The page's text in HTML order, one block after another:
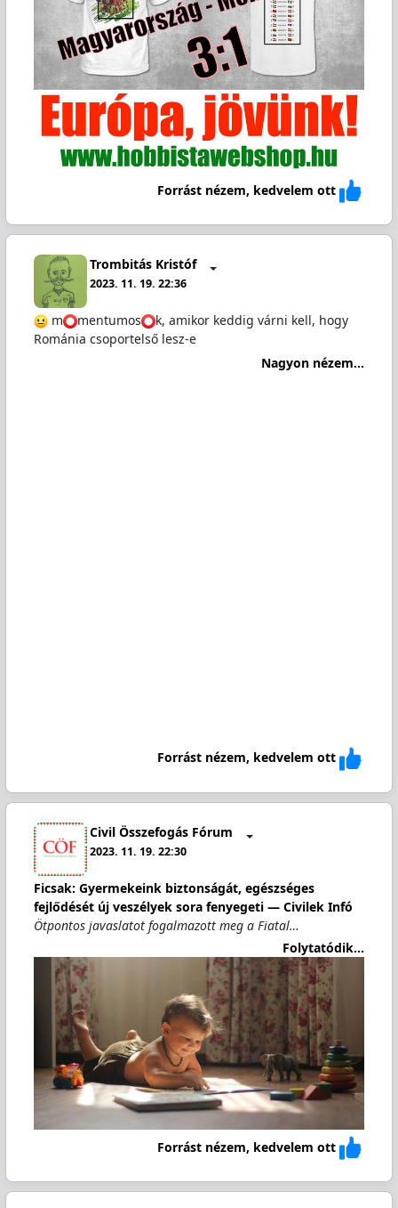
Forrást nézem, kedvelem ott
Trombitás Kristóf
2023. 11. 19. 22:36
m ️mentumos
️k, amikor keddig várni kell, hogy
Románia csoportelső lesz-e
Nagyon nézem...
Forrást nézem, kedvelem ott
Civil Összefogás Fórum
2023. 11. 19. 22:30
Ficsak: Gyermekeink biztonságát, egészséges
fejlődését új veszélyek sora fenyegeti — Civilek Infó
Ötpontos javaslatot fogalmazott meg a Fiatal…
Folytatódik...
Forrást nézem, kedvelem ott